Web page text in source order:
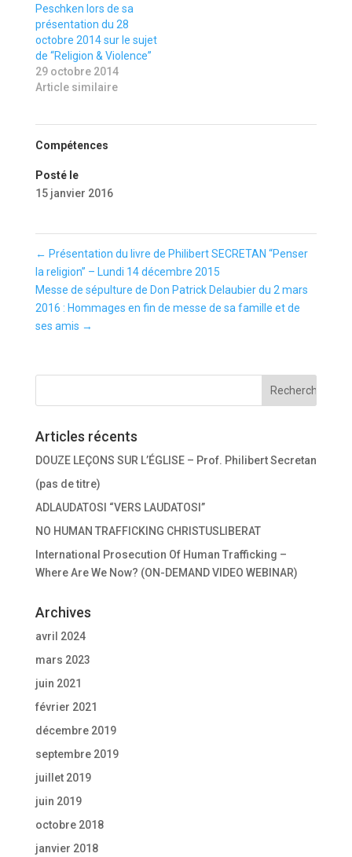
Peschken lors de sa
présentation du 28
octobre 2014 sur le sujet
de “Religion & Violence”
29 octobre 2014
Article similaire
Compétences
Posté le
15 janvier 2016
← Présentation du livre de Philibert SECRETAN “Penser
la religion” – Lundi 14 décembre 2015
Messe de sépulture de Don Patrick Delaubier du 2 mars
2016 : Hommages en fin de messe de sa famille et de
ses amis →
Articles récents
DOUZE LEÇONS SUR L’ÉGLISE – Prof. Philibert Secretan
(pas de titre)
ADLAUDATOSI “VERS LAUDATOSI”
NO HUMAN TRAFFICKING CHRISTUSLIBERAT
International Prosecution Of Human Trafficking –
Where Are We Now? (ON-DEMAND VIDEO WEBINAR)
Archives
avril 2024
mars 2023
juin 2021
février 2021
décembre 2019
septembre 2019
juillet 2019
juin 2019
octobre 2018
janvier 2018